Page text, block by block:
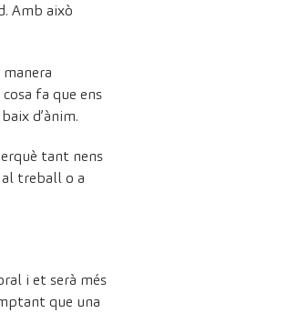
Amb això
fa que ens
d’ànim.
tant nens
al treball o a
i et serà més
que una